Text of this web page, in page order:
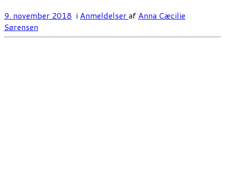
9. november 2018 i Anmeldelseraf Anna Cæcilie
Sørensen